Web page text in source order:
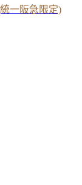
一阪急限定)